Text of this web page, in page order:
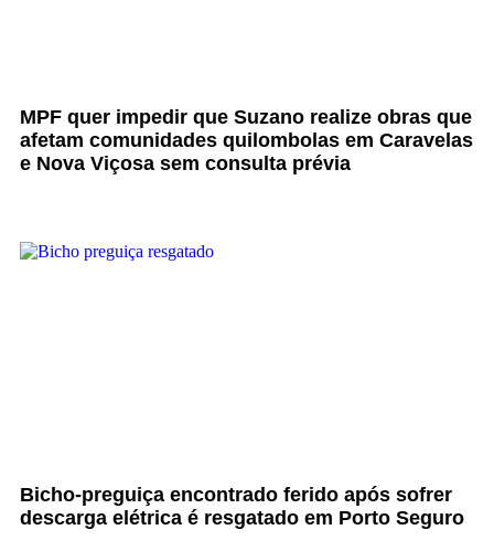
MPF quer impedir que Suzano realize obras que
afetam comunidades quilombolas em Caravelas
e Nova Viçosa sem consulta prévia
Bicho-preguiça encontrado ferido após sofrer
descarga elétrica é resgatado em Porto Seguro